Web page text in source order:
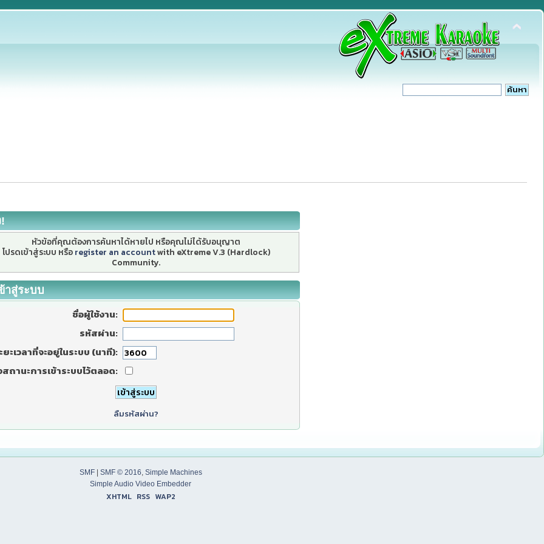
หัวข้อที่คุณต้องการค้นหาได้หายไป หรือคุณไม่ได้รับอนุญาต
โปรดเข้าสู่ระบบ หรือ register an accountwith eXtreme V.3 (Hardlock)
Community.
าสู่ระบบ
ชื่อผู้ใช้งาน:
รหัสผ่าน:
ยะเวลาที่จะอยู่ในระบบ (นาที):
สถานะการเข้าระบบไว้ตลอด:
ลืมรหัสผ่าน?
SMF| SMF © 2016, Simple Machines
Simple Audio Video Embedder
XHTML RSS WAP2